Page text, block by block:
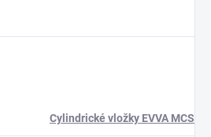
Cylindrické vložky EVVA MCS